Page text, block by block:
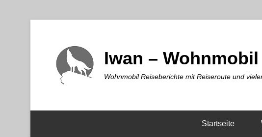
Iwan –
Wohnmobil Reiseberichte mit Reiseroute und
Startseite